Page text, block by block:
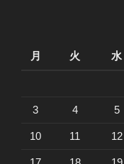
月
火 水
3 4 5
10 11 12